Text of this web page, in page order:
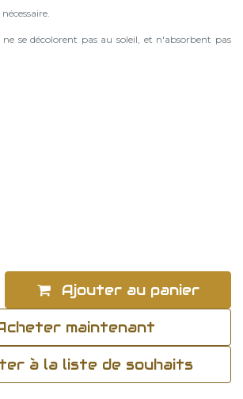
se décolorent pas au soleil, et n'absorbent pas
Ajouter au panier
maintenant
à la liste de souhaits